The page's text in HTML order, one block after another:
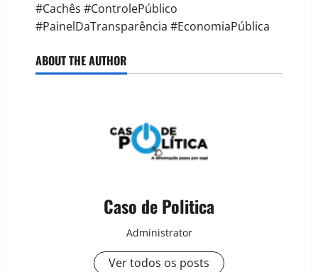
#Cachês #ControlePúblico
#PainelDaTransparência #EconomiaPública
ABOUT THE AUTHOR
Caso de Politica
Administrator
Ver todos os posts